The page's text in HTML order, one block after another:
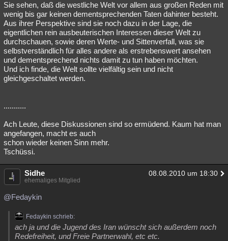
Sie sehen, daß die westliche Welt vor allem aus großen Reden mit
wenig bis gar keinen dementsprechenden Taten dahinter besteht.
Aus ihrer Perspektive sind sie noch dazu in der Lage, die
eigentlichen rein ausbeuterischen Interessen dieser Welt zu
durchschauen, sowie deren Werte- und Sittenverfall, was sie
selbstverständlich für alles andere als erstrebenswert ansehen
und dementsprechend nichts damit zu tun haben möchten.
Und ich finde, die Welt sollte vielfältig sein und nicht
gleichgeschaltet werden.
...........
Ach Leute, diese Diskussionen sind so ermüdend. Kaum hat man
angefangen, macht es auch
schon wieder keinen Sinn mehr.
Tschüssi.
Sidhe 08.08.2010 um 18:30
ehemaliges Mitglied
@Fedaykin
Fedaykin schrieb:
ach ja und die Jugend des Iran wünscht sich außerdem noch
Redefreiheit, und Freie Partnerwahl, etc etc.